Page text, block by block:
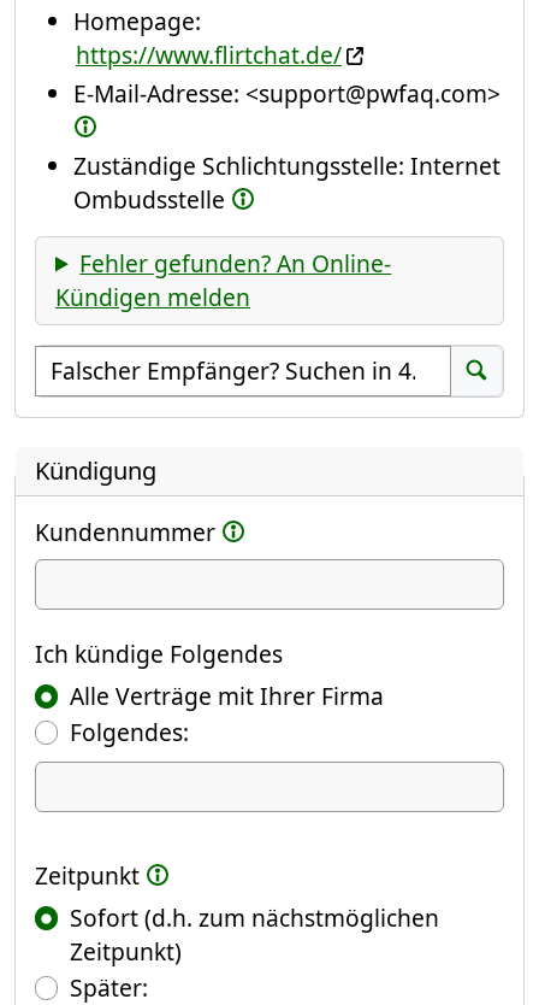
Homepage:
https://www.flirtchat.de/
E-Mail-Adresse: <support@pwfaq.com>
Zuständige Schlichtungsstelle: Internet
Ombudsstelle
Fehler gefunden? An Online-
Kündigen melden
Empfänger suchen
Suchen
Kündigung
Kundennummer
Ich kündige
Ich kündige Folgendes
Alle Verträge mit Ihrer Firma
Folgendes:
Ich kündige Folgendes
Zeitpunkt
Sofort (d.h. zum nächstmöglichen
Zeitpunkt)
Später:(Fokus springt automatisch ins